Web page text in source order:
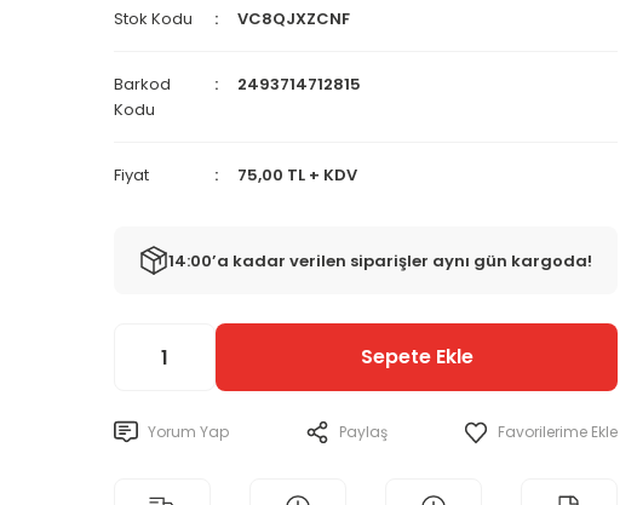
Stok Kodu VC8QJXZCNF
Barkod
Kodu
2493714712815
Fiyat 75,00 TL + KDV
14:00’a kadar verilen siparişler aynı gün kargoda!
Sepete Ekle
Yorum Yap Paylaş